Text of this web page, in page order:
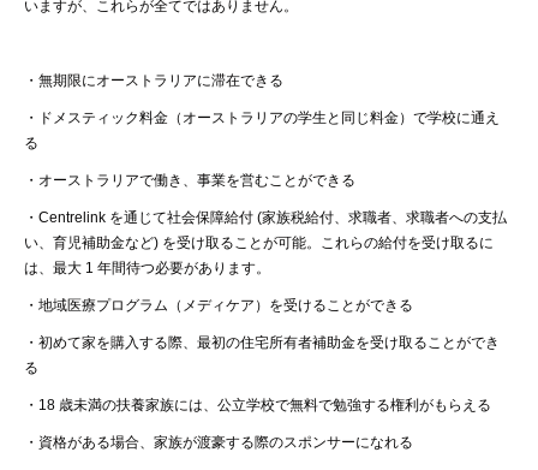
いますが、 これらが全てではありません。
・ 無期限にオーストラリアに滞在できる
・ドメスティック料金（オーストラリアの学生と同じ料金）で学校に通え
る
・ オーストラリアで働き、事業を営むことができる
・Centrelink を通じて社会保障給付 (家族税給付、求職者、求職者への支払
い、育児補助金など) を受け取ることが可能。これらの給付を受け取るに
は、最大 1 年間待つ必要があります。
・ 地域医療プログラム（メディケア）を受けることができる
・ 初めて家を購入する際、最初の住宅所有者補助金を受け取ることができ
る
・18 歳未満の扶養家族には、公立学校で無料で勉強する権利がもらえる
・ 資格がある場合、家族が渡豪する際のスポンサーになれる